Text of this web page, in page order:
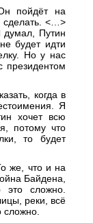
пойдёт на
сделать. <…>
Путин
будет идти
Но у нас
президентом
когда в
Я
хочет всю
потому что
то будет
же, что и на
Байдена,
это сложно.
реки, всё
сложно.